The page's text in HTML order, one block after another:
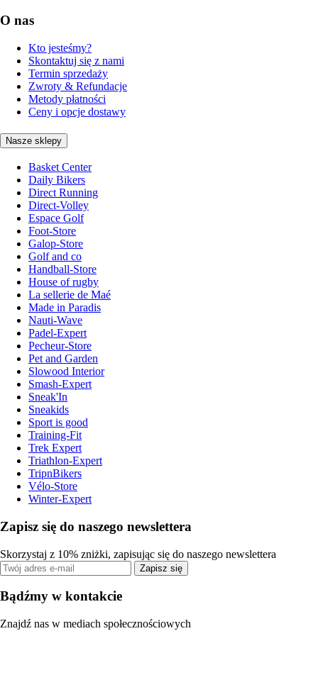
O nas
Kto jesteśmy?
Skontaktuj się z nami
Termin sprzedaży
Zwroty & Refundacje
Metody płatności
Ceny i opcje dostawy
Nasze sklepy
Basket Center
Daily Bikers
Direct Running
Direct-Volley
Espace Golf
Foot-Store
Galop-Store
Golf and co
Handball-Store
House of rugby
La sellerie de Maé
Made in Paradis
Nauti-Wave
Padel-Expert
Pecheur-Store
Pet and Garden
Slowood Interior
Smash-Expert
Sneak'In
Sneakids
Sport is good
Training-Fit
Trek Expert
Triathlon-Expert
TripnBikers
Vélo-Store
Winter-Expert
Zapisz się do naszego newslettera
Skorzystaj z 10% zniżki, zapisując się do naszego newslettera
Zapisz się
Bądźmy w kontakcie
Znajdź nas w mediach społecznościowych